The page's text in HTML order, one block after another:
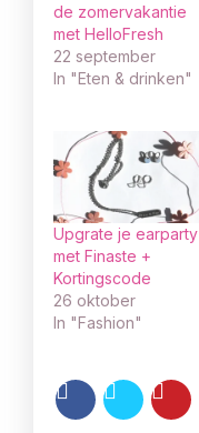
de zomervakantie
met HelloFresh
22 september
In "Eten & drinken"
Upgrate je earparty
met Finaste +
Kortingscode
26 oktober
In "Fashion"